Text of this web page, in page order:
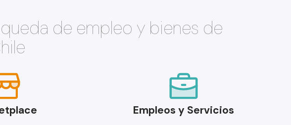
de empleo y bienes de
Empleos y Servicios